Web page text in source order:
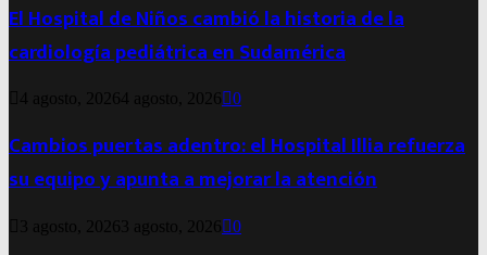
El Hospital de Niños cambió la historia de la
cardiología pediátrica en Sudamérica
4 agosto, 20264 agosto, 2026 0
Cambios puertas adentro: el Hospital Illia refuerza
su equipo y apunta a mejorar la atención
3 agosto, 2026 3 agosto, 2026 0